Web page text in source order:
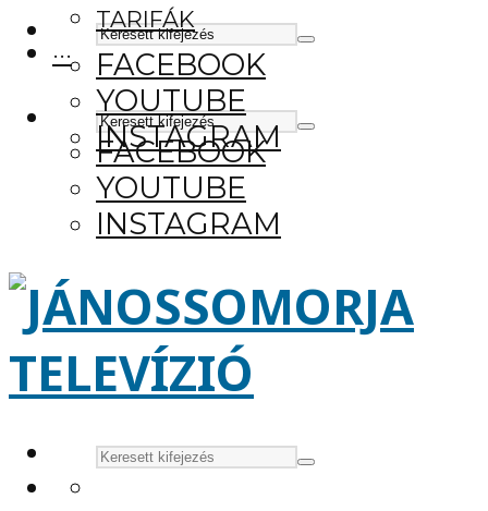
FACEBOOK
YOUTUBE
INSTAGRAM
TARIFÁK
···
FACEBOOK
YOUTUBE
INSTAGRAM